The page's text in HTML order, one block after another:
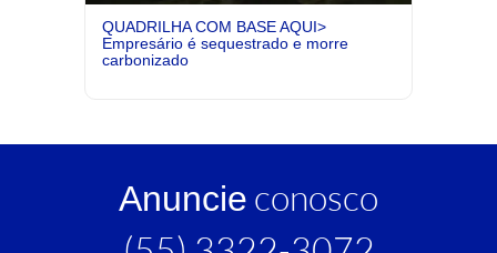
QUADRILHA COM BASE AQUI>
Empresário é sequestrado e morre
carbonizado
Anuncie conosco